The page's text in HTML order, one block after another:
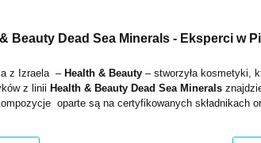
Beauty Dead Sea Minerals - Eksperci w
z Izraela –Health & Beauty– stworzyła kosmetyki,
z linii Health & Beauty Dead Sea Minerals
oparte są na certyfikowanych